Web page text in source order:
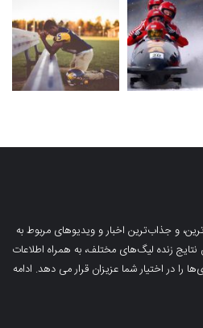
و جذاب‌ترین اخبار و ویدیوهای مربوط به
زنده لیگ‌های مختلف، به همراه اطلاعات
را در اختیار شما عزیزان قرار می دهد. ادامه